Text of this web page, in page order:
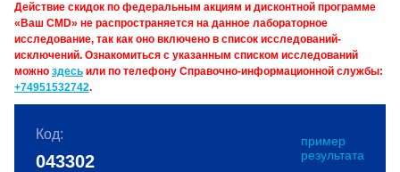
Действие скидок по федеральным акциям и дисконтной программе
«Ваш CMD» не распространяется на данное лабораторное
исследование, так как оно включено в список исследований-
исключений. Ознакомиться с указанным списком исследований
можно здесь или по телефону Справочно-информационной службы:
+74951532742.
Код:
пример
результата
043302